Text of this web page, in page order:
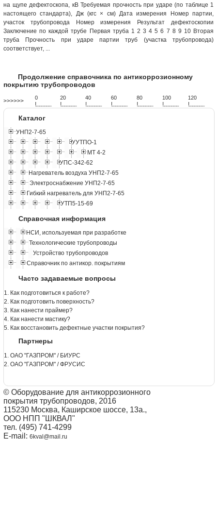
на щупе дефектоскопа, кВ Требуемая прочность при ударе (по таблице 1
настоящего стандарта), Дж (кгс × см) Дата измерения Номер партии,
участок трубопровода Номер измерения Результат дефектоскопии
Заключение по каждой трубе Первая труба 1 2 3 4 5 6 7 8 9 10 Вторая
труба Прочность при ударе партии труб (участка трубопровода)
соответствует, ...
Продолжение справочника по антикоррозионному
покрытию трубопроводов
>>>>>> 0
!...................
20
!...................
40
!...................
60
!...................
80
!...................
100
!...................
120
!...................
Каталог
УНП2-7-65
УУТПО-1
МТ 4-2
УПС-342-62
Нагреватель воздуха УНП2-7-65
Электроснабжение УНП2-7-65
Гибкий нагреватель для УНП2-7-65
УТП5-15-69
Справочная информация
НСИ, используемая при разработке
Технологические трубопроводы
Устройство трубопроводов
Справочник по антикор. покрытиям
Часто задаваемые вопросы
1. Как подготовиться к работе?
2. Как подготовить поверхность?
3. Как нанести праймер?
4. Как нанести мастику?
5. Как восстановить дефектные участки покрытия?
Партнеры
1. ОАО "ГАЗПРОМ" / БИУРС
2. ОАО "ГАЗПРОМ" / ФРУСИС
© Оборудование для антикоррозионного
покрытия трубопроводов, 2016
115230 Москва, Каширское шоссе, 13а.,
ООО НПП "ШКВАЛ"
тел. (495) 741-4299
E-mail: 6kval@mail.ru